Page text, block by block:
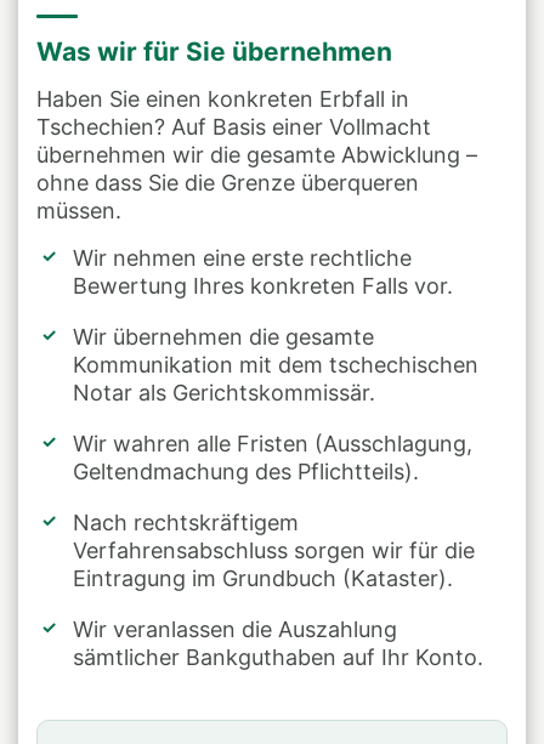
Was wir für Sie übernehmen
Haben Sie einen konkreten Erbfall in
Tschechien? Auf Basis einer Vollmacht
übernehmen wir die gesamte Abwicklung –
ohne dass Sie die Grenze überqueren
müssen.
Wir nehmen eine erste rechtliche
Bewertung Ihres konkreten Falls vor.
Wir übernehmen die gesamte
Kommunikation mit dem tschechischen
Notar als Gerichtskommissär.
Wir wahren alle Fristen (Ausschlagung,
Geltendmachung des Pflichtteils).
Nach rechtskräftigem
Verfahrensabschluss sorgen wir für die
Eintragung im Grundbuch (Kataster).
Wir veranlassen die Auszahlung
sämtlicher Bankguthaben auf Ihr Konto.